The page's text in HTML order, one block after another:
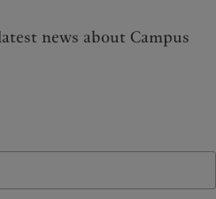
news about Campus